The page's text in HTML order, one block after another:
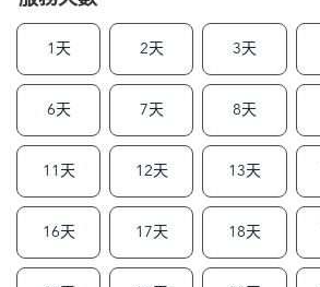
1天 2天 3天
6天 7天 8天
11天 12天 13天
16天 17天 18天